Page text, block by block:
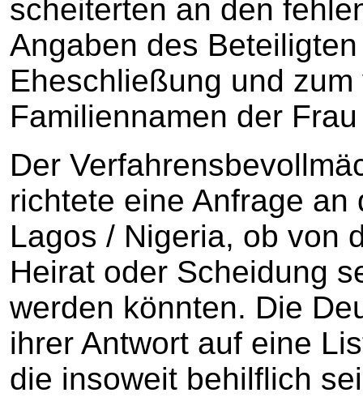
scheiterten an den
Angaben des
Eheschließung und
Familiennamen der Frau
Der
richtete eine Anfrage
Lagos / Nigeria, ob von
Heirat oder Scheidung
werden könnten. Die
ihrer Antwort auf eine
die insoweit behilflich